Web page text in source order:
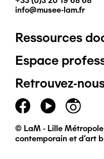
info@musee-lam.fr
Pied
de
page
principal
Ressources
Espace
Retrouvez-
© LaM - Lille
contemporain et d'art